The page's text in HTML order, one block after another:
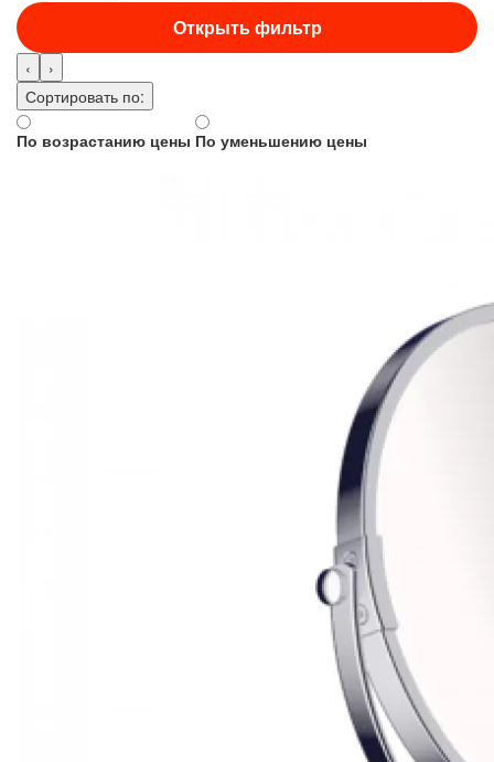
Открыть фильтр
‹
›
Сортировать по:
По возрастанию цены По уменьшению цены